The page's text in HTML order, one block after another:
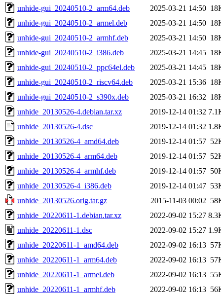
unhide-gui_20240510-2_arm64.deb
2025-03-21 14:50
unhide-gui_20240510-2_armel.deb
2025-03-21 14:50
unhide-gui_20240510-2_armhf.deb
2025-03-21 14:50
unhide-gui_20240510-2_i386.deb
2025-03-21 14:45
unhide-gui_20240510-2_ppc64el.deb
2025-03-21 14:45
unhide-gui_20240510-2_riscv64.deb
2025-03-21 15:36
unhide-gui_20240510-2_s390x.deb
2025-03-21 16:32
unhide_20130526-4.debian.tar.xz
2019-12-14 01:32
unhide_20130526-4.dsc
2019-12-14 01:32
unhide_20130526-4_amd64.deb
2019-12-14 01:57
unhide_20130526-4_arm64.deb
2019-12-14 01:57
unhide_20130526-4_armhf.deb
2019-12-14 01:57
unhide_20130526-4_i386.deb
2019-12-14 01:47
unhide_20130526.orig.tar.gz
2015-11-03 00:02
unhide_20220611-1.debian.tar.xz
2022-09-02 15:27
unhide_20220611-1.dsc
2022-09-02 15:27
unhide_20220611-1_amd64.deb
2022-09-02 16:13
unhide_20220611-1_arm64.deb
2022-09-02 16:13
unhide_20220611-1_armel.deb
2022-09-02 16:13
unhide_20220611-1_armhf.deb
2022-09-02 16:13